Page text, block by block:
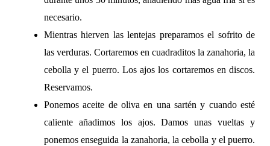
necesario.
Mientras hierven las lentejas preparamos el sofrito de
las verduras. Cortaremos en cuadraditos la zanahoria, la
cebolla y el puerro. Los ajos los cortaremos en discos.
Reservamos.
Ponemos aceite de oliva en una sartén y cuando esté
caliente añadimos los ajos. Damos unas vueltas y
ponemos enseguida la zanahoria, la cebolla y el puerro.